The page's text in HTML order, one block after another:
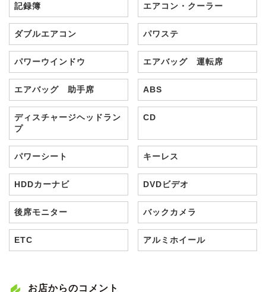
記録簿 エアコン・クーラー
ダブルエアコン パワステ
パワーウインドウ エアバッグ 運転席
エアバッグ 助手席 ABS
ディスチャージヘッドラン
プ
CD
パワーシート キーレス
HDDカーナビ DVDビデオ
後席モニター バックカメラ
ETC アルミホイール
お店からのコメント